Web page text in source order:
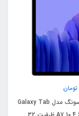
تومان
تبلت سامسونگ مدل Galaxy Tab